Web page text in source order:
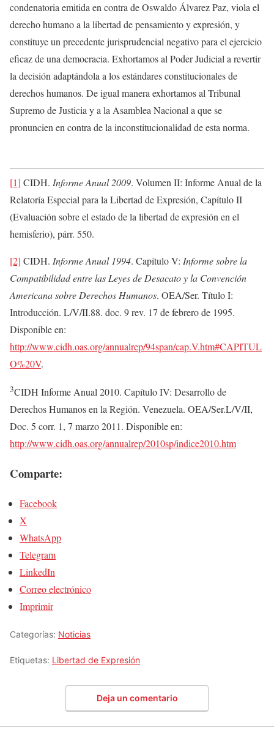
condenatoria emitida en contra de Oswaldo Álvarez Paz, viola el
derecho humano a la libertad de pensamiento y expresión, y
constituye un precedente jurisprudencial negativo para el ejercicio
eficaz de una democracia. Exhortamos al Poder Judicial a revertir
la decisión adaptándola a los estándares constitucionales de
derechos humanos. De igual manera exhortamos al Tribunal
Supremo de Justicia y a la Asamblea Nacional a que se
pronuncien en contra de la inconstitucionalidad de esta norma.
[1] CIDH. Informe Anual 2009. Volumen II: Informe Anual de la
Relatoría Especial para la Libertad de Expresión, Capítulo II
(Evaluación sobre el estado de la libertad de expresión en el
hemisferio), párr. 550.
[2] CIDH. Informe Anual 1994. Capítulo V: Informe sobre la
Compatibilidad entre las Leyes de Desacato y la Convención
Americana sobre Derechos Humanos. OEA/Ser. Título I:
Introducción. L/V/II.88. doc. 9 rev. 17 de febrero de 1995.
Disponible en:
http://www.cidh.oas.org/annualrep/94span/cap.V.htm#CAPITUL
O%20V.
3CIDH Informe Anual 2010. Capítulo IV: Desarrollo de
Derechos Humanos en la Región. Venezuela. OEA/Ser.L/V/II,
Doc. 5 corr. 1, 7 marzo 2011. Disponible en:
http://www.cidh.oas.org/annualrep/2010sp/indice2010.htm
Comparte:
Facebook
X
WhatsApp
Telegram
LinkedIn
Correo electrónico
Imprimir
Categorías: Noticias
Etiquetas: Libertad de Expresión
Deja un comentario